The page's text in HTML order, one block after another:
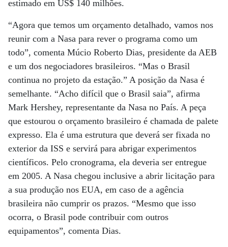
estimado em US$ 140 milhões.
“Agora que temos um orçamento detalhado, vamos nos
reunir com a Nasa para rever o programa como um
todo”, comenta Múcio Roberto Dias, presidente da AEB
e um dos negociadores brasileiros. “Mas o Brasil
continua no projeto da estação.” A posição da Nasa é
semelhante. “Acho difícil que o Brasil saia”, afirma
Mark Hershey, representante da Nasa no País. A peça
que estourou o orçamento brasileiro é chamada de palete
expresso. Ela é uma estrutura que deverá ser fixada no
exterior da ISS e servirá para abrigar experimentos
científicos. Pelo cronograma, ela deveria ser entregue
em 2005. A Nasa chegou inclusive a abrir licitação para
a sua produção nos EUA, em caso de a agência
brasileira não cumprir os prazos. “Mesmo que isso
ocorra, o Brasil pode contribuir com outros
equipamentos”, comenta Dias.